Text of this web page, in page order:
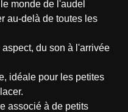
monde de l'audel
au-delà de toutes les
du son à l'arrivée
idéale pour les petites
associé à de petits